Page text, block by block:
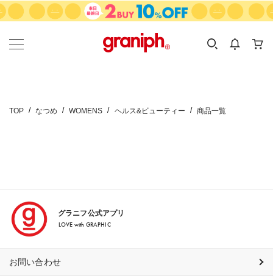
カテゴリーから探す
KIDS
カテゴリ
サイズ
TOP なつめ WOMENS ヘルス&ビューティー 商品一覧
グラニフ公式アプリ
LOVE with GRAPHIC
お問い合わせ